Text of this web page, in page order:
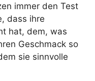
immer den Test
dass ihre
hat, dem, was
Geschmack so
sie sinnvolle